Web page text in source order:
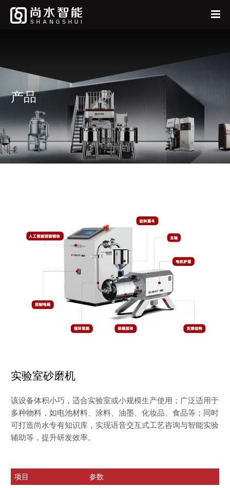
新闻中心
人才招聘
联系我们
产品
实验室砂磨机
该设备体积小巧，适合实验室或小规模生产使用；广泛适用于
多种物料，如电池材料、涂料、油墨、化妆品、食品等；同时
可打造尚水专有知识库，实现语音交互式工艺咨询与智能实验
辅助等，提升研发效率。
项目
参数